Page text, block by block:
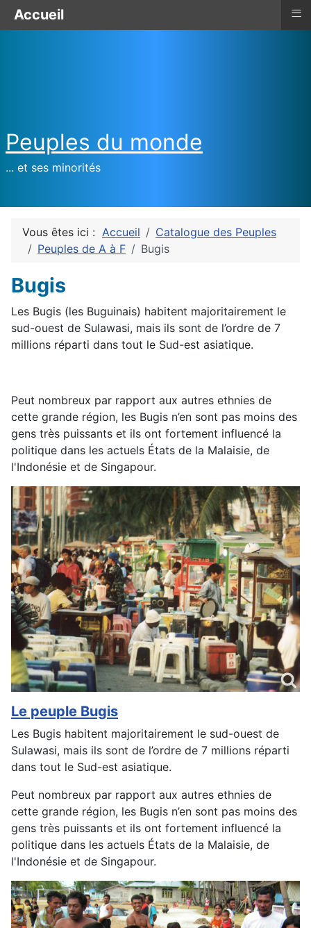
Peuples du monde
... et ses minorités
Vous êtes ici : Accueil
Catalogue des Peuples
Peuples de A à F
Bugis
Bugis
Les Bugis (les Buguinais) habitent majoritairement le
sud-ouest de Sulawasi, mais ils sont de l’ordre de 7
millions réparti dans tout le Sud-est asiatique.
Peut nombreux par rapport aux autres ethnies de
cette grande région, les Bugis n’en sont pas moins des
gens très puissants et ils ont fortement influencé la
politique dans les actuels États de la Malaisie, de
l'Indonésie et de Singapour.
Le peuple Bugis
Les Bugis habitent majoritairement le sud-ouest de
Sulawasi, mais ils sont de l’ordre de 7 millions réparti
dans tout le Sud-est asiatique.
Peut nombreux par rapport aux autres ethnies de
cette grande région, les Bugis n’en sont pas moins des
gens très puissants et ils ont fortement influencé la
politique dans les actuels États de la Malaisie, de
l'Indonésie et de Singapour.
Accueil ≡